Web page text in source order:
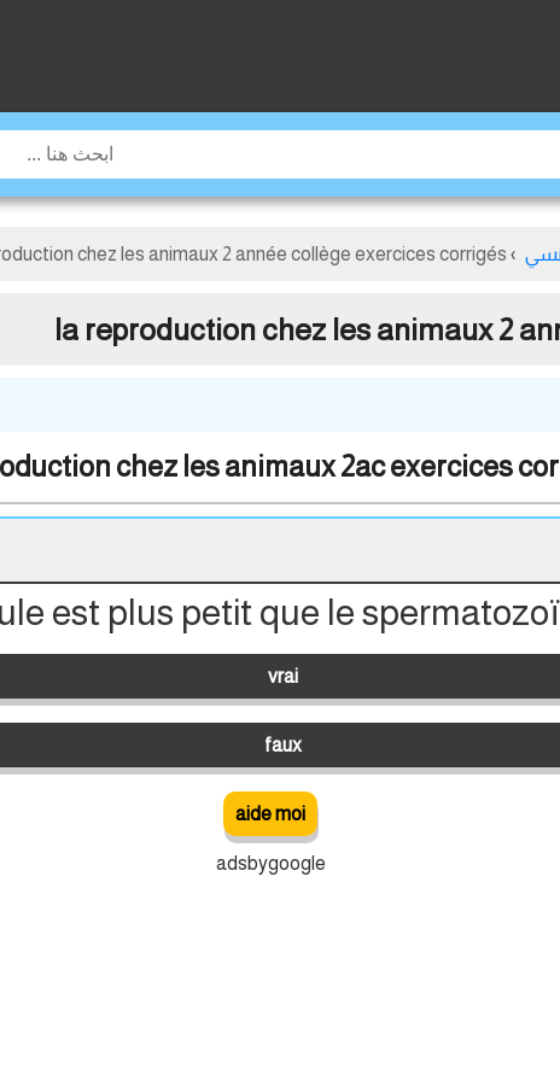
›
chez les animaux 2 année collège exercices corrigés
la reproduction chez les animaux 2
chez les animaux 2ac exercices
est plus petit que le
vrai
faux
aide moi
adsbygoogle